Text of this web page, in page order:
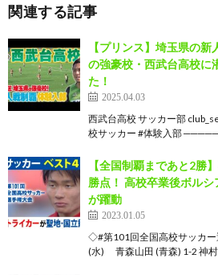
関連する記事
【プリンス】埼玉県の
の強豪校・西武台高校に
た！
2025.04.03
西武台高校 サッカー部
校サッカー #体験入部
【全国制覇まであと2勝
勝点！ 高校卒業後ボル
が躍動
2023.01.05
◇#第101回全国高校サッカー
(水) 青森山田 (青森) 1-2 神